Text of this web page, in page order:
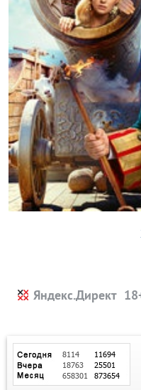
Яндекс.Директ